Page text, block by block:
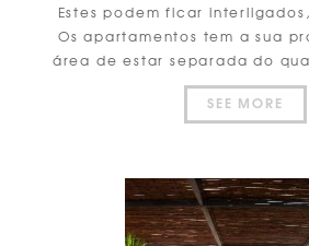
Estes podem ficar
Os apartamentos tem a sua
área de estar separada do
SEE MORE